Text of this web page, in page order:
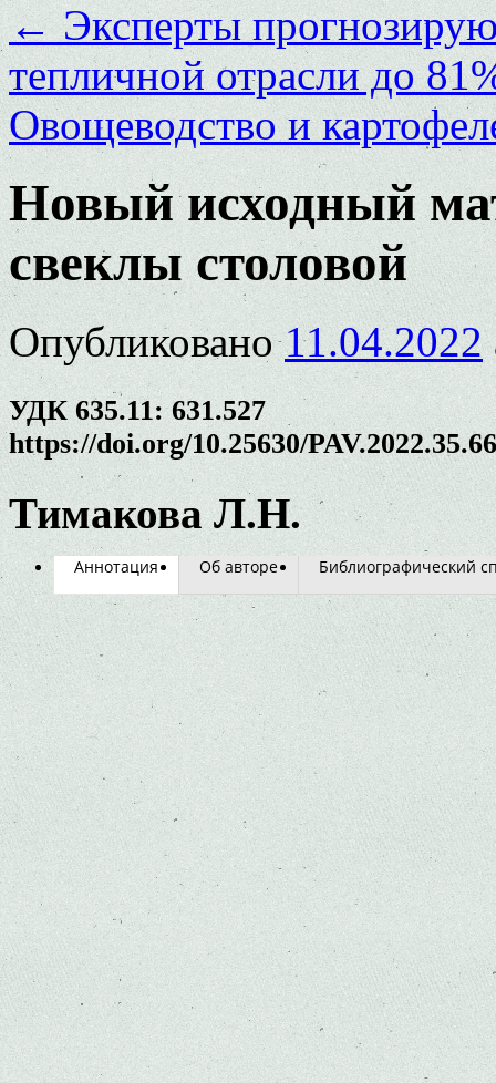
←Эксперты
тепличной отрасли до
Овощеводство и
Новый исходный
свеклы столовой
Опубликовано 11.04.2022
УДК 635.11: 631.527
https://doi.org/10.25630/
Тимакова Л.Н.
Аннотация Об авторе Библиографический